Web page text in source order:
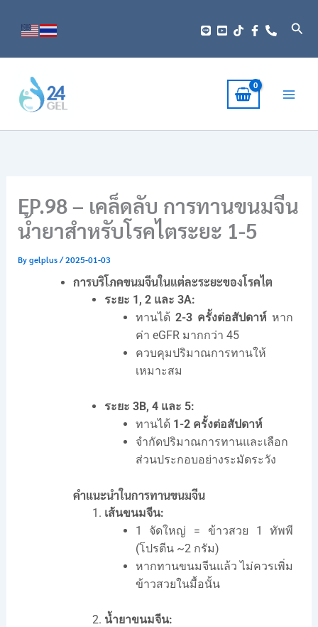
EP.98 – เคล็ดลับ การทานขนมจีน
น้ำยาสำหรับโรคไตระยะ 1-5
Bygelplus/2025-01-03
การบริโภคขนมจีนในแต่ละระยะของโรคไต
ระยะ 1, 2 และ 3A:
ทานได้ 2-3 ครั้งต่อสัปดาห์ หาก
ค่า eGFR มากกว่า 45
ควบคุมปริมาณการทานให้
เหมาะสม
ระยะ 3B, 4 และ 5:
ทานได้ 1-2 ครั้งต่อสัปดาห์
จำกัดปริมาณการทานและเลือก
ส่วนประกอบอย่างระมัดระวัง
คำแนะนำในการทานขนมจีน
เส้นขนมจีน:
1 จัดใหญ่ = ข้าวสวย 1 ทัพพี
(โปรตีน ~2 กรัม)
หากทานขนมจีนแล้ว ไม่ควรเพิ่ม
ข้าวสวยในมื้อนั้น
น้ำยาขนมจีน: